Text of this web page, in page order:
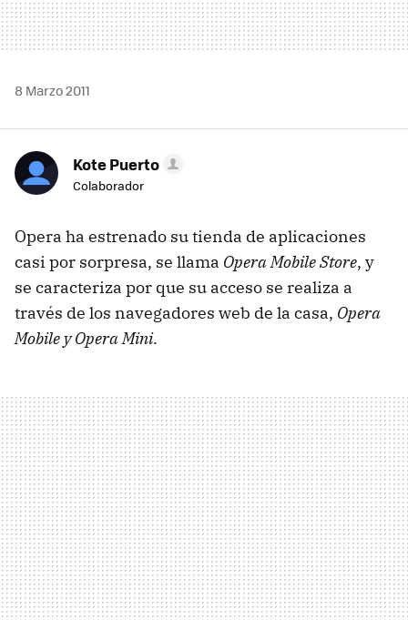
8 Marzo 2011
Kote Puerto
Colaborador
Opera ha estrenado su tienda de aplicaciones
casi por sorpresa, se llama Opera Mobile Store, y
se caracteriza por que su acceso se realiza a
través de los navegadores web de la casa, Opera
Mobile y Opera Mini.